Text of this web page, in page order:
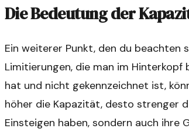
Die Bedeutung der
Ein weiterer Punkt, den du
Limitierungen, die man im Hinterkopf
hat und nicht gekennzeichnet ist,
höher die Kapazität, desto strenger
Einsteigen haben, sondern auch ihre